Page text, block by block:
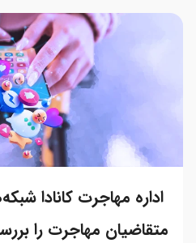
اداره مهاجرت کانادا
متقاضیان مهاجرت را